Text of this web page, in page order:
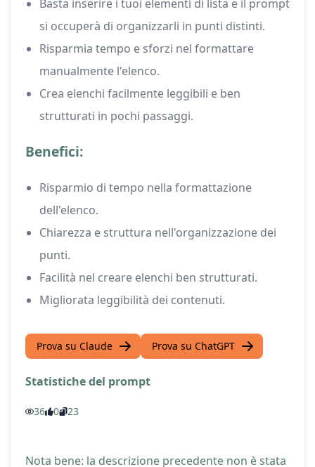
Basta inserire i tuoi elementi di lista e il prompt
si occuperà di organizzarli in punti distinti.
Risparmia tempo e sforzi nel formattare
manualmente l'elenco.
Crea elenchi facilmente leggibili e ben
strutturati in pochi passaggi.
Benefici:
Risparmio di tempo nella formattazione
dell'elenco.
Chiarezza e struttura nell'organizzazione dei
punti.
Facilità nel creare elenchi ben strutturati.
Migliorata leggibilità dei contenuti.
Prova su Claude Prova su ChatGPT
Statistiche del prompt
36 0 23
Nota bene: la descrizione precedente non è stata